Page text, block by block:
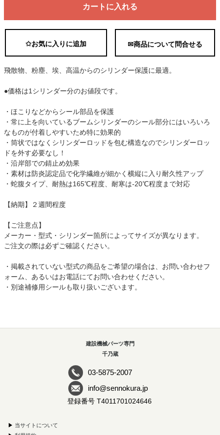
カートに入れる
✩お気に入りに追加 ✉商品について問合せる
飛散物、粉塵、埃、高温からのシリンダー保護に最適。
●価格は1シリンダー分のお値段です。
・ほこりなどからシール部品を保護
・常に上を向いているブームシリンダーのシール部分にはいろいろ
なものが付着しやすいため特に効果的
・筒状ではなくシリンダーロッドを包む構造なのでシリンダーロッ
ドを外す必要なし！
・沿岸部での錆止め効果
・素材は防炎認定品で化学繊維が細かく横縦に入り耐久性アップ
・蛇腹タイプ、耐熱は165℃程度、耐寒は-20℃程度まで対応
【納期】２週間程度
【ご注意点】
メーカー・型式・シリンダー箇所によってサイズが異なります。
ご注文の際は必ずご確認ください。
・掲載されていない型式の商品をご希望の場合は、お問い合わせフ
ォーム、あるいはお電話にてお問い合わせください。
・別途補修用シールも取り扱いございます。
建設機械パーツ専門
千乃蔵
03-5875-2007
info@sennokura.jp
登録番号 T4011701024646
▶ 当サイトについて